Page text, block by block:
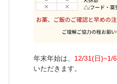
年末年始は、 12/31(日)~1/
いただきます。